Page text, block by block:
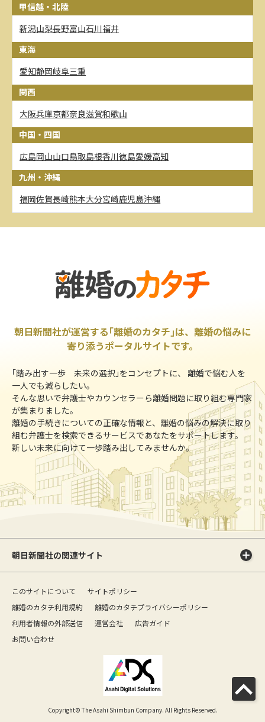
甲信越・北陸
新潟山梨長野富山石川福井
東海
愛知静岡岐阜三重
関西
大阪兵庫京都奈良滋賀和歌山
中国・四国
広島岡山山口鳥取島根香川徳島愛媛高知
九州・沖縄
福岡佐賀長崎熊本大分宮崎鹿児島沖縄
朝日新聞社が運営する｢離婚のカタチ｣は、離婚の悩みに
寄り添うポータルサイトです。
｢踏み出す一歩 未来の選択｣をコンセプトに、 離婚で悩む人を
一人でも減らしたい。
そんな思いで弁護士やカウンセラーら離婚問題に取り組む専門家
が集まりました。
離婚の手続きについての正確な情報と、離婚の悩みの解決に取り
組む弁護士を検索できるサービスであなたをサポートします。
新しい未来に向けて一歩踏み出してみませんか。
朝日新聞社の関連サイト
このサイトについて
サイトポリシー
離婚のカタチ利用規約
離婚のカタチプライバシーポリシー
利用者情報の外部送信
運営会社
広告ガイド
お問い合わせ
Copyright© The Asahi Shimbun Company. All Rights Reserved.